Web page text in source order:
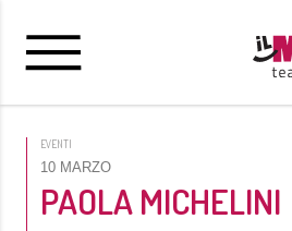
EVENTI
10 MARZO
PAOLA MICHELINI